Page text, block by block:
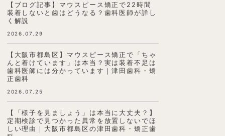
【ブログ記事】マウスピース矯正で22時間
装着しないと歯はどうなる？歯科医師が詳し
く解説
2026.07.29
【大阪市都島区】マウスピース矯正で「ちゃ
んと着けています」は本当？実は装着不足は
歯科医師には分かっています｜津田歯科・矯
正歯科
2026.07.25
【「様子を見ましょう」は本当に大丈夫？】
定期検診で見つかった異常を放置しないでほ
しい理由｜大阪市都島区の津田歯科・矯正歯